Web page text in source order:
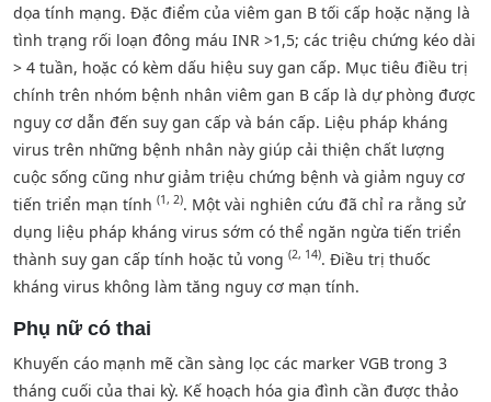
dọa tính mạng. Đặc điểm của viêm gan B tối cấp hoặc nặng là
tình trạng rối loạn đông máu INR >1,5; các triệu chứng kéo dài
> 4 tuần, hoặc có kèm dấu hiệu suy gan cấp. Mục tiêu điều trị
chính trên nhóm bệnh nhân viêm gan B cấp là dự phòng được
nguy cơ dẫn đến suy gan cấp và bán cấp. Liệu pháp kháng
virus trên những bệnh nhân này giúp cải thiện chất lượng
cuộc sống cũng như giảm triệu chứng bệnh và giảm nguy cơ
tiến triển mạn tính (1, 2). Một vài nghiên cứu đã chỉ ra rằng sử
dụng liệu pháp kháng virus sớm có thể ngăn ngừa tiến triển
thành suy gan cấp tính hoặc tủ vong (2, 14). Điều trị thuốc
kháng virus không làm tăng nguy cơ mạn tính.
Phụ nữ có thai
Khuyến cáo mạnh mẽ cần sàng lọc các marker VGB trong 3
tháng cuối của thai kỳ. Kế hoạch hóa gia đình cần được thảo